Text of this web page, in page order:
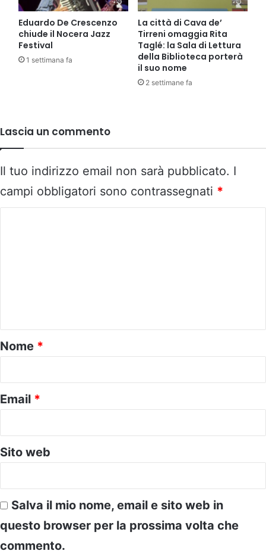
Eduardo De Crescenzo
chiude il Nocera Jazz
Festival
1 settimana fa
La città di Cava de’
Tirreni omaggia Rita
Taglé: la Sala di Lettura
della Biblioteca porterà
il suo nome
2 settimane fa
Lascia un commento
Il tuo indirizzo email non sarà pubblicato. I
campi obbligatori sono contrassegnati *
o
*
Nome *
Email *
Sito web
Salva il mio nome, email e sito web in
questo browser per la prossima volta che
commento.